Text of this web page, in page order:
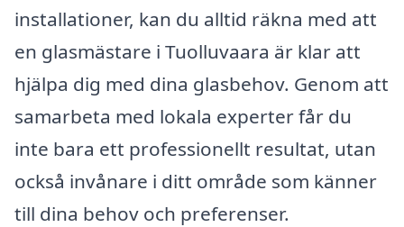
installationer, kan du alltid räkna med att
en glasmästare i Tuolluvaara är klar att
hjälpa dig med dina glasbehov. Genom att
samarbeta med lokala experter får du
inte bara ett professionellt resultat, utan
också invånare i ditt område som känner
till dina behov och preferenser.